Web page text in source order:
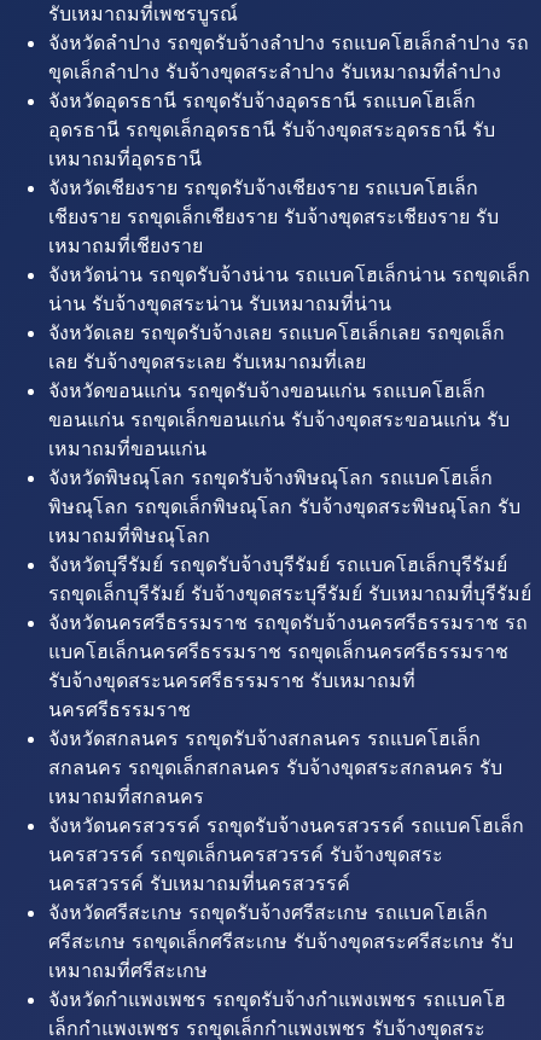
รับเหมาถมที่เพชรบูรณ์
จังหวัดลำปาง รถขุดรับจ้างลำปาง รถแบคโฮเล็กลำปาง รถ
ขุดเล็กลำปาง รับจ้างขุดสระลำปาง รับเหมาถมที่ลำปาง
จังหวัดอุดรธานี รถขุดรับจ้างอุดรธานี รถแบคโฮเล็ก
อุดรธานี รถขุดเล็กอุดรธานี รับจ้างขุดสระอุดรธานี รับ
เหมาถมที่อุดรธานี
จังหวัดเชียงราย รถขุดรับจ้างเชียงราย รถแบคโฮเล็ก
เชียงราย รถขุดเล็กเชียงราย รับจ้างขุดสระเชียงราย รับ
เหมาถมที่เชียงราย
จังหวัดน่าน รถขุดรับจ้างน่าน รถแบคโฮเล็กน่าน รถขุดเล็ก
น่าน รับจ้างขุดสระน่าน รับเหมาถมที่น่าน
จังหวัดเลย รถขุดรับจ้างเลย รถแบคโฮเล็กเลย รถขุดเล็ก
เลย รับจ้างขุดสระเลย รับเหมาถมที่เลย
จังหวัดขอนแก่น รถขุดรับจ้างขอนแก่น รถแบคโฮเล็ก
ขอนแก่น รถขุดเล็กขอนแก่น รับจ้างขุดสระขอนแก่น รับ
เหมาถมที่ขอนแก่น
จังหวัดพิษณุโลก รถขุดรับจ้างพิษณุโลก รถแบคโฮเล็ก
พิษณุโลก รถขุดเล็กพิษณุโลก รับจ้างขุดสระพิษณุโลก รับ
เหมาถมที่พิษณุโลก
จังหวัดบุรีรัมย์ รถขุดรับจ้างบุรีรัมย์ รถแบคโฮเล็กบุรีรัมย์
รถขุดเล็กบุรีรัมย์ รับจ้างขุดสระบุรีรัมย์ รับเหมาถมที่บุรีรัมย์
จังหวัดนครศรีธรรมราช รถขุดรับจ้างนครศรีธรรมราช รถ
แบคโฮเล็กนครศรีธรรมราช รถขุดเล็กนครศรีธรรมราช
รับจ้างขุดสระนครศรีธรรมราช รับเหมาถมที่
นครศรีธรรมราช
จังหวัดสกลนคร รถขุดรับจ้างสกลนคร รถแบคโฮเล็ก
สกลนคร รถขุดเล็กสกลนคร รับจ้างขุดสระสกลนคร รับ
เหมาถมที่สกลนคร
จังหวัดนครสวรรค์ รถขุดรับจ้างนครสวรรค์ รถแบคโฮเล็ก
นครสวรรค์ รถขุดเล็กนครสวรรค์ รับจ้างขุดสระ
นครสวรรค์ รับเหมาถมที่นครสวรรค์
จังหวัดศรีสะเกษ รถขุดรับจ้างศรีสะเกษ รถแบคโฮเล็ก
ศรีสะเกษ รถขุดเล็กศรีสะเกษ รับจ้างขุดสระศรีสะเกษ รับ
เหมาถมที่ศรีสะเกษ
จังหวัดกำแพงเพชร รถขุดรับจ้างกำแพงเพชร รถแบคโฮ
เล็กกำแพงเพชร รถขุดเล็กกำแพงเพชร รับจ้างขุดสระ